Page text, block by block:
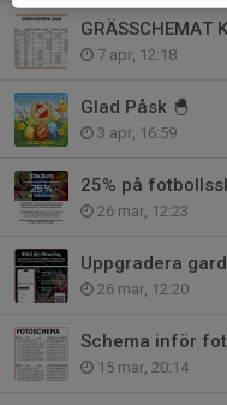
GRÄSSCHEMAT
7 apr, 12:18
Glad Påsk 🐣
3 apr, 16:59
26 mar, 12:23
26 mar, 12:20
Schema inför
15 mar, 20:14